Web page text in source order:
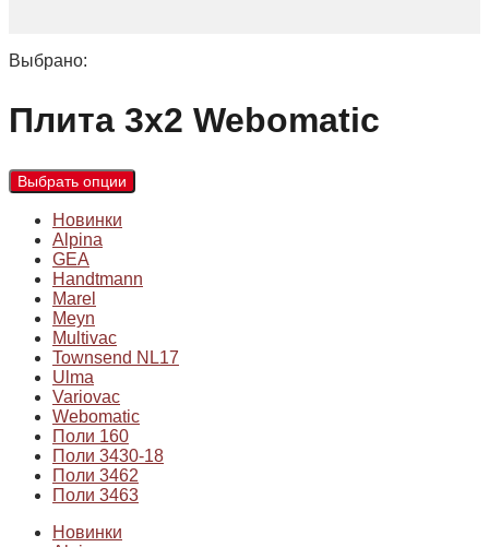
Выбрано:
Плита 3х2 Webomatic
Выбрать опции
Новинки
Alpina
GEA
Handtmann
Marel
Meyn
Multivac
Townsend NL17
Ulma
Variovac
Webomatic
Поли 160
Поли 3430-18
Поли 3462
Поли 3463
Новинки